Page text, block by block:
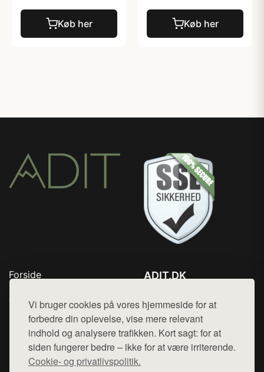
Vi bruger cookies på vores hjemmeside for at
forbedre din oplevelse, vise mere relevant
indhold og analysere trafikken. Kort sagt: for at
siden fungerer bedre – ikke for at være irriterende.
Cookie- og privatlivspolitik.
Køb her Køb her
Forside
Top Rabatter
Blog
Kontakt
ADIT.DK
Mail: hej@want.dk
Cookie- og privatlivspolitik